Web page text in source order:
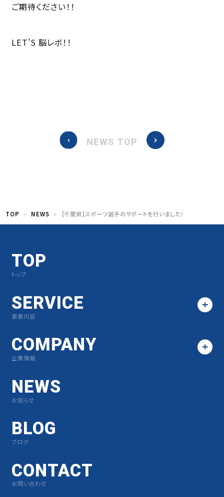
ご期待ください！！
LET’S 脳レボ！！
NEWS TOP
TOP NEWS 【千葉県】スポーツ選手のサポートを行いました！
TOP
トップ
SERVICE
事業内容
COMPANY
企業情報
NEWS
お知らせ
BLOG
ブログ
CONTACT
お問い合わせ